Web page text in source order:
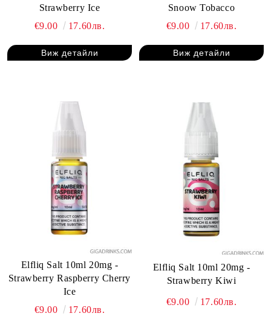
Strawberry Ice
€9.00
17.60лв.
Виж детайли
Snoow Tobacco
€9.00
17.60лв.
Виж детайли
Elfliq Salt 10ml 20mg -
Strawberry Raspberry Cherry
Ice
€9.00
17.60лв.
Elfliq Salt 10ml 20mg -
Strawberry Kiwi
€9.00 17.60лв.